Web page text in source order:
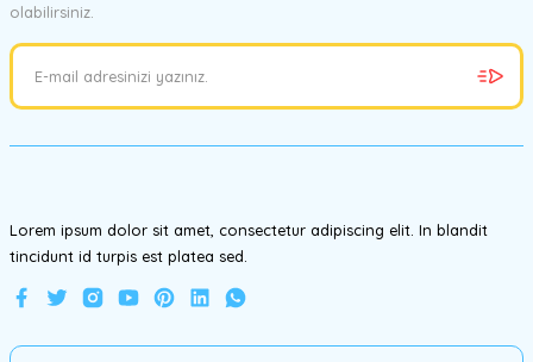
Ürün resmi kalitesiz, bozuk veya görüntülenemiyor.
Ürün bilgilerinde hatalar bulunuyor.
olabilirsiniz.
Lorem ipsum dolor sit amet, consectetur adipiscing elit. In blandit
tincidunt id turpis est platea sed.